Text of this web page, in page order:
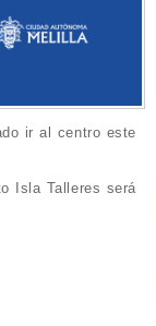
ir al centro este
Isla Talleres será